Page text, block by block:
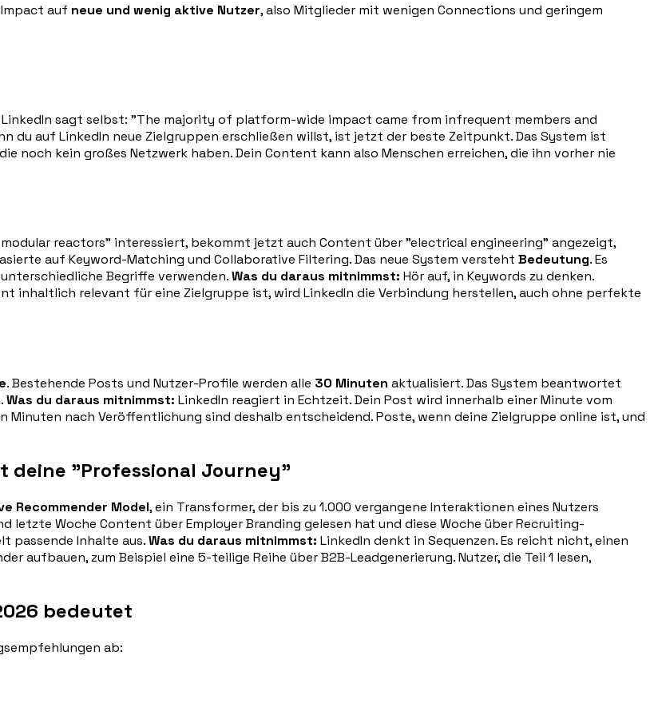
auf neue und wenig aktive Nutzer, also Mitglieder mit wenigen Connections und geringem
LinkedIn sagt selbst: "The majority of platform-wide impact came from infrequent members and
du auf LinkedIn neue Zielgruppen erschließen willst, ist jetzt der beste Zeitpunkt. Das System ist
noch kein großes Netzwerk haben. Dein Content kann also Menschen erreichen, die ihn vorher nie
reactors" interessiert, bekommt jetzt auch Content über "electrical engineering" angezeigt,
auf Keyword-Matching und Collaborative Filtering. Das neue System versteht Bedeutung. Es
Begriffe verwenden.Was du daraus mitnimmst: Hör auf, in Keywords zu denken.
inhaltlich relevant für eine Zielgruppe ist, wird LinkedIn die Verbindung herstellen, auch ohne perfekte
. Bestehende Posts und Nutzer-Profile werden alle 30 Minuten aktualisiert. Das System beantwortet
Was du daraus mitnimmst: LinkedIn reagiert in Echtzeit. Dein Post wird innerhalb einer Minute vom
nach Veröffentlichung sind deshalb entscheidend. Poste, wenn deine Zielgruppe online ist, und
deine "Professional Journey"
Recommender Model, ein Transformer, der bis zu 1.000 vergangene Interaktionen eines Nutzers
letzte Woche Content über Employer Branding gelesen hat und diese Woche über Recruiting-
passende Inhalte aus.Was du daraus mitnimmst: LinkedIn denkt in Sequenzen. Es reicht nicht, einen
aufbauen, zum Beispiel eine 5-teilige Reihe über B2B-Leadgenerierung. Nutzer, die Teil 1 lesen,
bedeutet
ab: